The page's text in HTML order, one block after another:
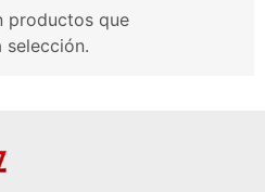
productos que
selección.